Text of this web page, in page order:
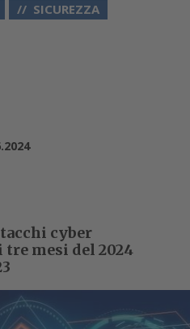
SICUREZZA
cyber
mesi del 2024